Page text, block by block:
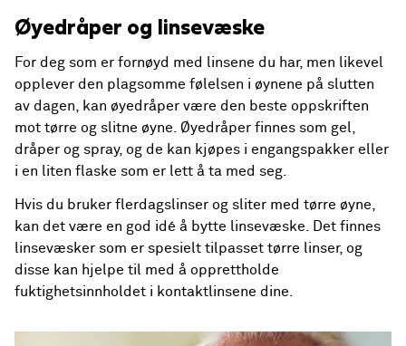
Øyedråper og linsevæske
For deg som er fornøyd med linsene du har, men likevel
opplever den plagsomme følelsen i øynene på slutten
av dagen, kan øyedråper være den beste oppskriften
mot tørre og slitne øyne. Øyedråper finnes som gel,
dråper og spray, og de kan kjøpes i engangspakker eller
i en liten flaske som er lett å ta med seg.
Hvis du bruker flerdagslinser og sliter med tørre øyne,
kan det være en god idé å bytte linsevæske . Det finnes
linsevæsker som er spesielt tilpasset tørre linser, og
disse kan hjelpe til med å opprettholde
fuktighetsinnholdet i kontaktlinsene dine.